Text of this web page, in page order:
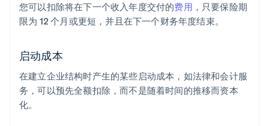
您可以扣除将在下一个收入年度交付的费用 ，只要保险期
限为 12 个月或更短，并且在下一个财务年度结束。
启动成本
在建立企业结构时产生的某些启动成本，如法律和会计服
务，可以预先全额扣除，而不是随着时间的推移而资本
化。
English
爱尔兰